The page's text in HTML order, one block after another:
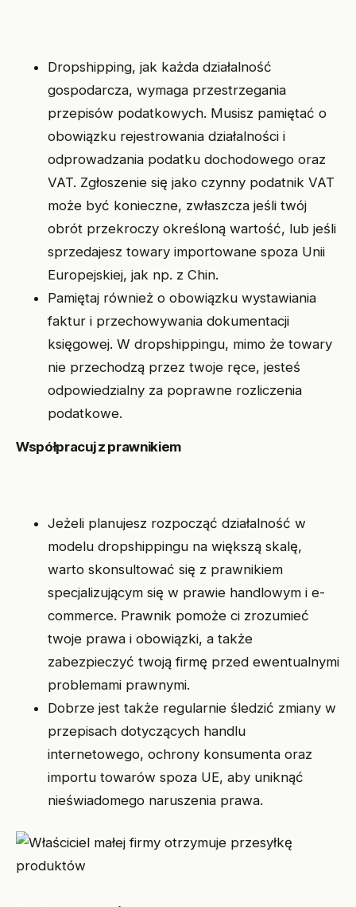
Dropshipping, jak każda działalność
gospodarcza, wymaga przestrzegania
przepisów podatkowych. Musisz pamiętać o
obowiązku rejestrowania działalności i
odprowadzania podatku dochodowego oraz
VAT. Zgłoszenie się jako czynny podatnik VAT
może być konieczne, zwłaszcza jeśli twój
obrót przekroczy określoną wartość, lub jeśli
sprzedajesz towary importowane spoza Unii
Europejskiej, jak np. z Chin.
Pamiętaj również o obowiązku wystawiania
faktur i przechowywania dokumentacji
księgowej. W dropshippingu, mimo że towary
nie przechodzą przez twoje ręce, jesteś
odpowiedzialny za poprawne rozliczenia
podatkowe.
Współpracuj z prawnikiem
Jeżeli planujesz rozpocząć działalność w
modelu dropshippingu na większą skalę,
warto skonsultować się z prawnikiem
specjalizującym się w prawie handlowym i e-
commerce. Prawnik pomoże ci zrozumieć
twoje prawa i obowiązki, a także
zabezpieczyć twoją firmę przed ewentualnymi
problemami prawnymi.
Dobrze jest także regularnie śledzić zmiany w
przepisach dotyczących handlu
internetowego, ochrony konsumenta oraz
importu towarów spoza UE, aby uniknąć
nieświadomego naruszenia prawa.